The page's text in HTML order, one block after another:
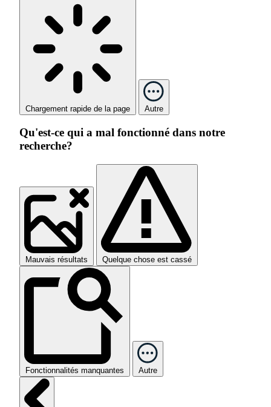
Chargement rapide de la page Autre
Qu'est-ce qui a mal fonctionné dans notre
recherche?
Mauvais résultats Quelque chose est cassé
Fonctionnalités manquantes Autre